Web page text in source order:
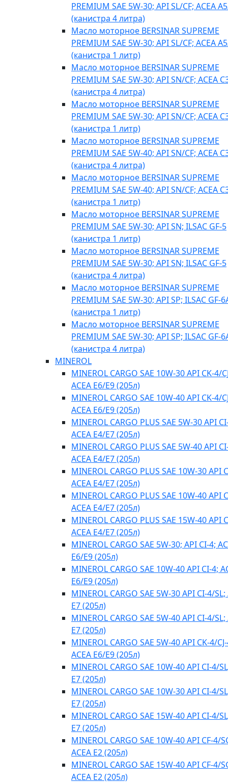
PREMIUM SAE 5W-30; API SL/CF; ACEA
(канистра 4 литра)
Масло моторное BERSINAR SUPREME
PREMIUM SAE 5W-30; API SL/CF; ACEA
(канистра 1 литр)
Масло моторное BERSINAR SUPREME
PREMIUM SAE 5W-30; API SN/CF; ACEA
(канистра 4 литра)
Масло моторное BERSINAR SUPREME
PREMIUM SAE 5W-30; API SN/CF; ACEA
(канистра 1 литр)
Масло моторное BERSINAR SUPREME
PREMIUM SAE 5W-40; API SN/CF; ACEA
(канистра 4 литра)
Масло моторное BERSINAR SUPREME
PREMIUM SAE 5W-40; API SN/CF; ACEA
(канистра 1 литр)
Масло моторное BERSINAR SUPREME
PREMIUM SAE 5W-30; API SN; ILSAC GF-5
(канистра 1 литр)
Масло моторное BERSINAR SUPREME
PREMIUM SAE 5W-30; API SN; ILSAC GF-5
(канистра 4 литра)
Масло моторное BERSINAR SUPREME
PREMIUM SAE 5W-30; API SP; ILSAC GF-
(канистра 1 литр)
Масло моторное BERSINAR SUPREME
PREMIUM SAE 5W-30; API SP; ILSAC GF-
(канистра 4 литра)
MINEROL
MINEROL CARGO SAE 10W-30 API CK-4/
ACEA E6/E9 (205л)
MINEROL CARGO SAE 10W-40 API CK-4/
ACEA E6/E9 (205л)
MINEROL CARGO PLUS SAE 5W-30 API
ACEA E4/Е7 (205л)
MINEROL CARGO PLUS SAE 5W-40 API
ACEA E4/Е7 (205л)
MINEROL CARGO PLUS SAE 10W-30 API
ACEA E4/Е7 (205л)
MINEROL CARGO PLUS SAE 10W-40 API
ACEA E4/Е7 (205л)
MINEROL CARGO PLUS SAE 15W-40 API
ACEA E4/Е7 (205л)
MINEROL CARGO SAE 5W-30; API CI-4;
E6/E9 (205л)
MINEROL CARGO SAE 10W-40 API CI-4;
E6/E9 (205л)
MINEROL CARGO SAE 5W-30 API CI-4/SL;
E7 (205л)
MINEROL CARGO SAE 5W-40 API CI-4/SL;
E7 (205л)
MINEROL CARGO SAE 5W-40 API CK-4/
ACEA E6/E9 (205л)
MINEROL CARGO SAE 10W-40 API CI-4/
E7 (205л)
MINEROL CARGO SAE 10W-30 API CI-4/
E7 (205л)
MINEROL CARGO SAE 15W-40 API CI-4/
E7 (205л)
MINEROL CARGO SAE 10W-40 API CF-4/
ACEA E2 (205л)
MINEROL CARGO SAE 15W-40 API CF-4/
ACEA E2 (205л)